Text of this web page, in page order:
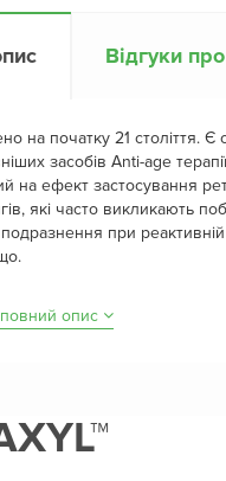
Відгуки
на початку 21 століття. Є
засобів Anti-age
на ефект застосування
які часто викликають
при реактивній
опис